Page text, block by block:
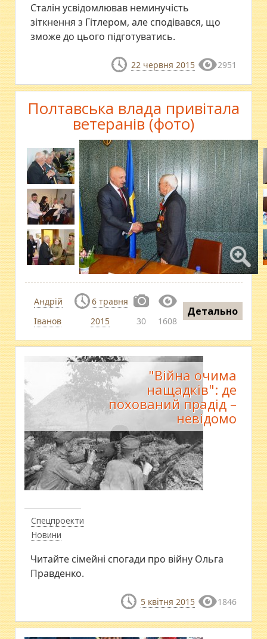
Сталін усвідомлював неминучість
зіткнення з Гітлером, але сподівався, що
зможе до цього підготуватись.
22 червня 2015 2951
Полтавська влада привітала
ветеранів (фото)
Андрій
Іванов
6 травня
2015
30 1608
Детально
Спецпроекти
Новини
"Війна очима
нащадків": де
похований прадід –
невідомо
Читайте сімейні спогади про війну Ольга
Правденко.
5 квітня 2015 1846